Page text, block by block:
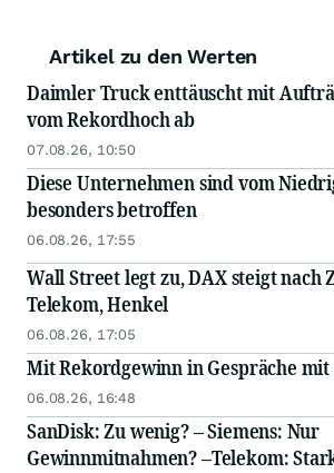
Artikel zu den Werten
Daimler Truck enttäuscht mit
vom Rekordhoch ab
07.08.26, 10:50
Diese Unternehmen sind vom
besonders betroffen
06.08.26, 17:55
Wall Street legt zu, DAX steigt nach
Telekom, Henkel
06.08.26, 17:05
Mit Rekordgewinn in Gespräche
06.08.26, 16:48
SanDisk: Zu wenig? – Siemens: Nur
Gewinnmitnahmen? –Telekom: